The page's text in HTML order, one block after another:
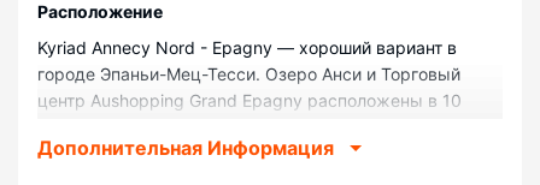
Pасположение
Kyriad Annecy Nord - Epagny — хороший вариант в
городе Эпаньи-Мец-Тесси. Озеро Анси и Торговый
центр Aushopping Grand Epagny расположены в 10
прекрасным расположением: Annecy Aventure
Дополнительная Информация